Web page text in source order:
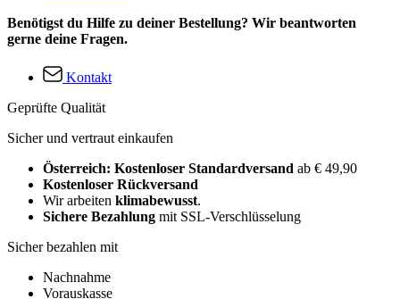
Benötigst du Hilfe zu deiner Bestellung? Wir beantworten
gerne deine Fragen.
Kontakt
Geprüfte Qualität
Sicher und vertraut einkaufen
Österreich: Kostenloser Standardversand ab € 49,90
Kostenloser Rückversand
Wir arbeiten klimabewusst.
Sichere Bezahlung mit SSL-Verschlüsselung
Sicher bezahlen mit
Nachnahme
Vorauskasse